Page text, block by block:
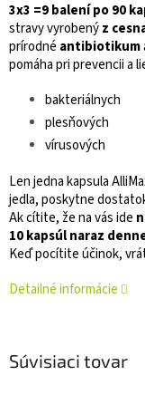
3x3 =9 balení po 90
stravy vyrobenýz
prírodné antibiotikum
pomáha pri prevencii a
bakteriálnych
plesňových
vírusových
Len jedna kapsula
jedla, poskytne
Ak cítite, že na vás ide
10 kapsúl naraz
Keď pocítite účinok,
Detailné informácie
Súvisiaci tovar